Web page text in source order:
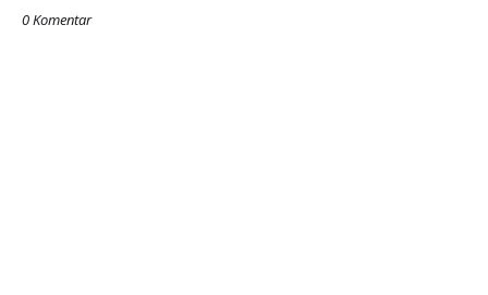
0 Komentar